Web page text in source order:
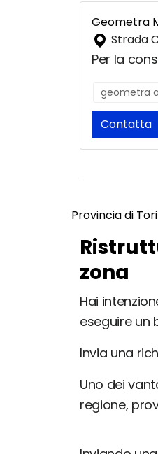
Geometra
Strada
Per la
geometra
Contatta
Provincia di
zona
Hai
eseguire un
Invia una
Uno dei
regione,